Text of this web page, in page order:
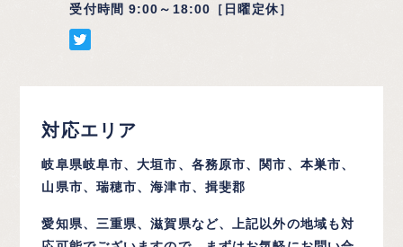
受付時間 9:00～18:00［日曜定休］
対応エリア
岐阜県岐阜市、大垣市、各務原市、関市、本巣市、
山県市、瑞穂市、海津市、揖斐郡
愛知県、三重県、滋賀県など、上記以外の地域も対